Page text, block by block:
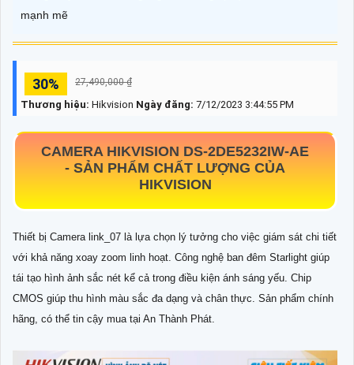
mạnh mẽ
30% 27,490,000 ₫
Thương hiệu: Hikvision Ngày đăng: 7/12/2023 3:44:55 PM
CAMERA HIKVISION DS-2DE5232IW-AE
- SẢN PHẨM CHẤT LƯỢNG CỦA
HIKVISION
Thiết bị Camera link_07 là lựa chọn lý tưởng cho việc giám sát chi tiết
với khả năng xoay zoom linh hoạt. Công nghệ ban đêm Starlight giúp
tái tạo hình ảnh sắc nét kể cả trong điều kiện ánh sáng yếu. Chip
CMOS giúp thu hình màu sắc đa dạng và chân thực. Sản phẩm chính
hãng, có thể tin cậy mua tại An Thành Phát.